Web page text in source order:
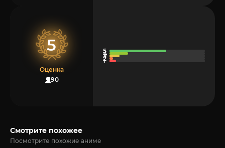
5
Оценка
190
Смотрите похожее
Посмотрите похожие аниме